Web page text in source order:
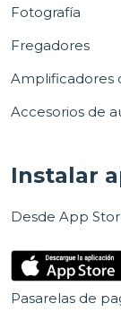
Fotografía
Fregadores
Amplificadores
Accesorios de
Instalar
Desde App
Pasarelas de